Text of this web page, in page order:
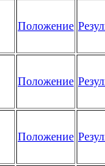
Положение
Положение
Положение